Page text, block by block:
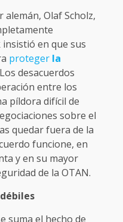
Olaf Scholz,
en que sus
proteger la
desacuerdos
entre los
píldora difícil de
sobre el
quedar fuera de la
funcione, en
y en su mayor
de la OTAN.
suma el hecho de